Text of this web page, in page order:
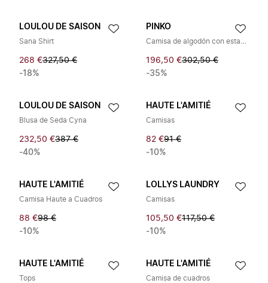
LOULOU DE SAISON
Sana Shirt
268 €327,50 €
-18%
PINKO
Camisa de algodón con estampado de camuflaje
196,50 €302,50 €
-35%
LOULOU DE SAISON
Blusa de Seda Cyna
232,50 €387 €
-40%
HAUTE L'AMITIÉ
Camisas
82 €91 €
-10%
HAUTE L'AMITIÉ
Camisa Haute a Cuadros
88 €98 €
-10%
LOLLYS LAUNDRY
Camisas
105,50 €117,50 €
-10%
HAUTE L'AMITIÉ
Tops
HAUTE L'AMITIÉ
Camisa de cuadros